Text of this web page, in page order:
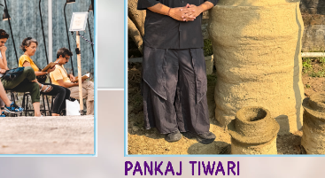
PANKAJ TIWARI